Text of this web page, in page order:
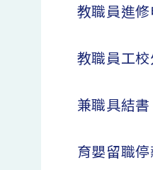
教職員進修
教職員工校
兼職具結書
育嬰留職停